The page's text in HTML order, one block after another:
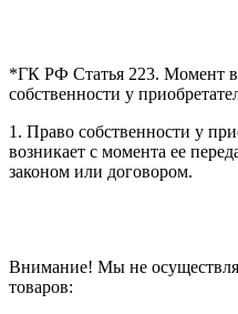
*ГК РФ Статья 223. Момент
собственности у
1. Право собственности у
возникает с момента ее
законом или договором.
Внимание! Мы не
товаров: